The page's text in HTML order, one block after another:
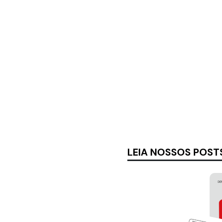
LEIA NOSSOS